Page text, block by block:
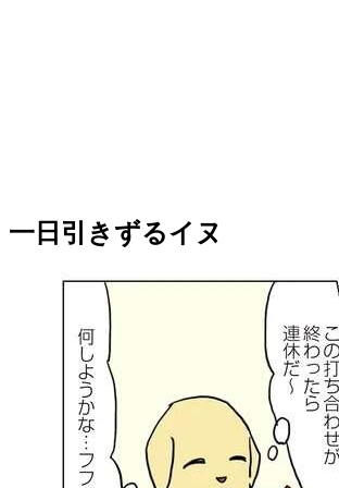
一日引きずるイヌ